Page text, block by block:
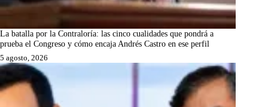
La batalla por la Contraloría: las cinco cualidades que pondrá a
prueba el Congreso y cómo encaja Andrés Castro en ese perfil
5 agosto, 2026